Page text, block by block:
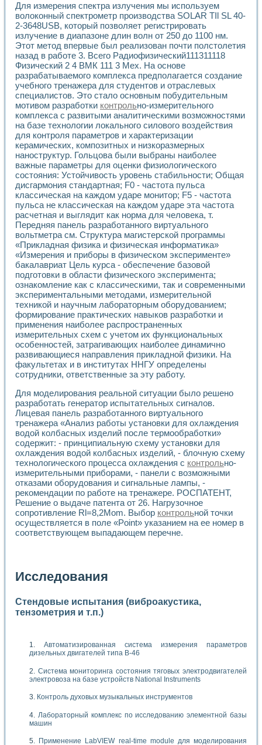
Для измерения спектра излучения мы используем
волоконный спектрометр производства SOLAR TIl SL 40-
2-3648USB, который позволяет регистрировать
излучение в диапазоне длин волн от 250 до 1100 нм.
Этот метод впервые был реализован почти полстолетия
назад в работе 3. Всего Радиофизический111311118
Физический 2 4 ВМК 111 3 Мех. На основе
разрабатываемого комплекса предполагается создание
учебного тренажера для студентов и отраслевых
специалистов. Это стало основным побудительным
мотивом разработки контрольно-измерительного
комплекса с развитыми аналитическими возможностями
на базе технологии локального силового воздействия
для контроля параметров и характеризации
керамических, композитных и низкоразмерных
наноструктур. Гольцова были выбраны наиболее
важные параметры для оценки физиологического
состояния: Устойчивость уровень стабильности; Общая
дисгармония стандартная; F0 - частота пульса
классическая на каждом ударе монитор; F5 - частота
пульса не классическая на каждом ударе эта частота
расчетная и выглядит как норма для человека, т.
Передняя панель разработанного виртуального
вольтметра см. Структура магистерской программы
«Прикладная физика и физическая информатика»
«Измерения и приборы в физическом эксперименте»
бакалавриат Цель курса - обеспечение базовой
подготовки в области физического эксперимента;
ознакомление как с классическими, так и современными
экспериментальными методами, измерительной
техникой и научным лабораторным оборудованием;
формирование практических навыков разработки и
применения наиболее распространенных
измерительных схем с учетом их функциональных
особенностей, затрагивающих наиболее динамично
развивающиеся направления прикладной физики. На
факультетах и в институтах ННГУ определены
сотрудники, ответственные за эту работу.
Для моделирования реальной ситуации было решено
разработать генератор испытательных сигналов.
Лицевая панель разработанного виртуального
тренажера «Анализ работы установки для охлаждения
водой колбасных изделий после термообработки»
содержит: - принципиальную схему установки для
охлаждения водой колбасных изделий, - блочную схему
технологического процесса охлаждения с контрольно-
измерительными приборами, - панели с возможными
отказами оборудования и сигнальные лампы, -
рекомендации по работе на тренажере. РОСПАТЕНТ,
Решение о выдаче патента от 26. Нагрузочное
сопротивление Rl=8,2Mom. Выбор контрольной точки
осуществляется в поле «Point» указанием на ее номер в
соответствующем выпадающем перечне.
Исследования
Стендовые испытания (виброакустика,
тензометрия и т.п.)
Автоматизированная система измерения параметров
дизельных двигателей типа В-46
Система мониторинга состояния тяговых электродвигателей
электровоза на базе устройств National Instruments
Контроль духовых музыкальных инструментов
Лабораторный комплекс по исследованию элементной базы
машин
Применение LabVIEW real-time module для моделирования